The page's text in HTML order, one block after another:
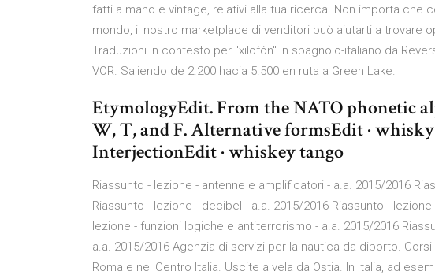
fatti a mano e vintage, relativi alla tua ricerca. Non importa che
mondo, il nostro marketplace di venditori può aiutarti a trovare
Traduzioni in contesto per "xilofón" in spagnolo-italiano da
VOR. Saliendo de 2.200 hacia 5.500 en ruta a Green Lake.
EtymologyEdit. From the NATO phonetic
W, T, and F. Alternative formsEdit ·
InterjectionEdit · whiskey tango
Riassunto - lezione - antenne e amplificatori - a.a. 2015/2016
Riassunto - lezione - decibel - a.a. 2015/2016 Riassunto -
lezione - funzioni logiche e antiterrorismo - a.a. 2015/2016
a.a. 2015/2016 Agenzia di servizi per la nautica da diporto.
Roma e nel Centro Italia. Uscite a vela da Ostia. In Italia, ad